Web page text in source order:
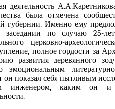
деятельность
была отмечена
губернии. Именно ему
по случаю 25-
церковно-
полное гордости за
развития деревянного
он показал себя пытливым
инженером, каким он